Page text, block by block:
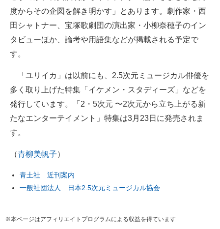
IT製品の技術・比較・事例
製造業のIT導入・活用を支援
モノづくり技術者専門サイト
電子設計の基本と応用
エネルギーの専門メディア
ちょっと気になるネットの話題
度からその企図を解き明かす」とあります。劇作家・西
田シャトナー、宝塚歌劇団の演出家・小柳奈穂子のイン
タビューほか、論考や用語集などが掲載される予定で
す。
「ユリイカ」は以前にも、2.5次元ミュージカル俳優を
多く取り上げた特集「イケメン・スタディーズ」などを
発行しています。「2・5次元 〜2次元から立ち上がる新
たなエンターテイメント」特集は3月23日に発売されま
す。
（青柳美帆子）
青土社 近刊案内
一般社団法人 日本2.5次元ミュージカル協会
※本ページはアフィリエイトプログラムによる収益を得ています